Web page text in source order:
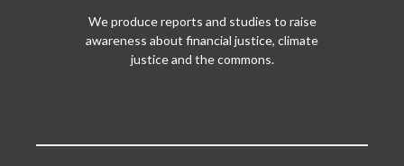
We produce reports and studies to raise
awareness about financial justice, climate
justice and the commons.